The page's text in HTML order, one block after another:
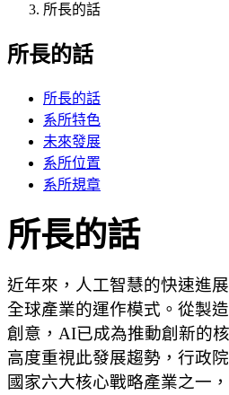
所長的話
所長的話
所長的話
系所特色
未來發展
系所位置
系所規章
所長的話
近年來，人工智慧的快速進展
全球產業的運作模式。從製
創意， AI已成為推動創新的
高度重視此發展趨勢， 行政
國家六大核心戰略產業之一，